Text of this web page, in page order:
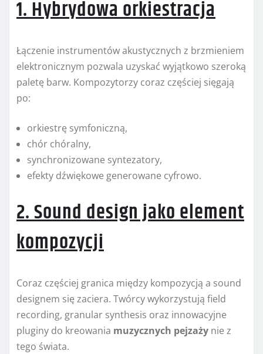
1. Hybrydowa orkiestracja
Łączenie instrumentów akustycznych z brzmieniem
elektronicznym pozwala uzyskać wyjątkowo szeroką
paletę barw. Kompozytorzy coraz częściej sięgają
po:
orkiestrę symfoniczną,
chór chóralny,
synchronizowane syntezatory,
efekty dźwiękowe generowane cyfrowo.
2. Sound design jako element
kompozycji
Coraz częściej granica między kompozycją a sound
designem się zaciera. Twórcy wykorzystują field
recording, granular synthesis oraz innowacyjne
pluginy do kreowania muzycznych pejzaży nie z
tego świata.